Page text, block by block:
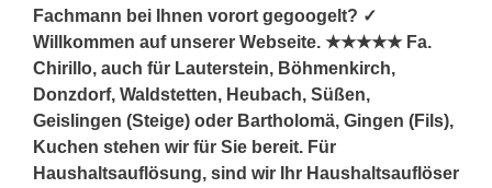
Fachmann bei Ihnen vorort gegoogelt? ✓
Willkommen auf unserer Webseite. ★★★★★ Fa.
Chirillo, auch für Lauterstein, Böhmenkirch,
Donzdorf, Waldstetten, Heubach, Süßen,
Geislingen (Steige) oder Bartholomä, Gingen (Fils),
Kuchen stehen wir für Sie bereit. Für
Haushaltsauflösung, sind wir Ihr Haushaltsauflöser